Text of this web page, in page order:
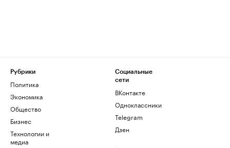
Рубрики
Политика
Экономика
Общество
Бизнес
Технологии и
медиа
Социальные
сети
ВКонтакте
Одноклассники
Telegram
Дзен